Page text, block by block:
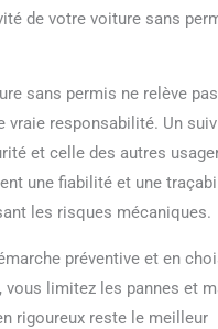
de votre voiture sans
vraie responsabilité. Un
et celle des autres
une fiabilité et une
les risques mécaniques.
vous limitez les pannes et
rigoureux reste le meilleur